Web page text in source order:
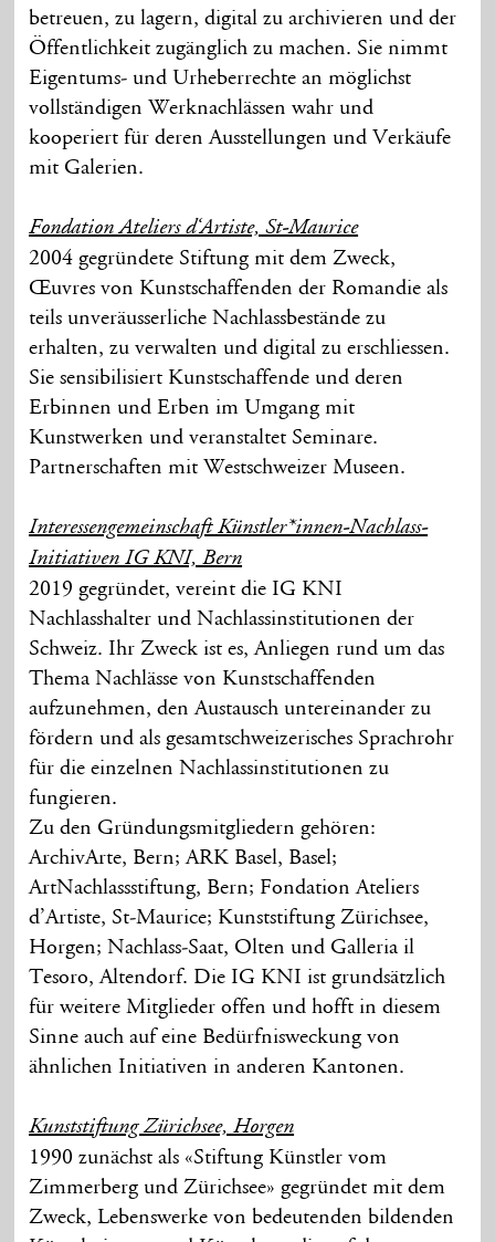
betreuen, zu lagern, digital zu archivieren und der
Öffentlichkeit zugänglich zu machen. Sie nimmt
Eigentums- und Urheberrechte an möglichst
vollständigen Werknachlässen wahr und
kooperiert für deren Ausstellungen und Verkäufe
mit Galerien.
Fondation Ateliers d‘Artiste, St-Maurice
2004 gegründete Stiftung mit dem Zweck,
Œuvres von Kunstschaffenden der Romandie als
teils unveräusserliche Nachlassbestände zu
erhalten, zu verwalten und digital zu erschliessen.
Sie sensibilisiert Kunstschaffende und deren
Erbinnen und Erben im Umgang mit
Kunstwerken und veranstaltet Seminare.
Partnerschaften mit Westschweizer Museen.
Interessengemeinschaft Künstler*innen-Nachlass-
Initiativen IG KNI, Bern
2019 gegründet, vereint die IG KNI
Nachlasshalter und Nachlassinstitutionen der
Schweiz. Ihr Zweck ist es, Anliegen rund um das
Thema Nachlässe von Kunstschaffenden
aufzunehmen, den Austausch untereinander zu
fördern und als gesamtschweizerisches Sprachrohr
für die einzelnen Nachlassinstitutionen zu
fungieren.
Zu den Gründungsmitgliedern gehören:
ArchivArte, Bern; ARK Basel, Basel;
ArtNachlassstiftung, Bern; Fondation Ateliers
d’Artiste, St-Maurice; Kunststiftung Zürichsee,
Horgen; Nachlass-Saat, Olten und Galleria il
Tesoro, Altendorf. Die IG KNI ist grundsätzlich
für weitere Mitglieder offen und hofft in diesem
Sinne auch auf eine Bedürfnisweckung von
ähnlichen Initiativen in anderen Kantonen.
Kunststiftung Zürichsee, Horgen
1990 zunächst als «Stiftung Künstler vom
Zimmerberg und Zürichsee» gegründet mit dem
Zweck, Lebenswerke von bedeutenden bildenden